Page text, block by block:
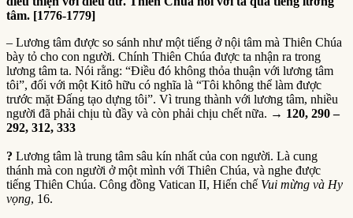
tâm. [1776-1779]
– Lương tâm được so sánh như một tiếng ở nội tâm mà Thiên Chúa
bày tỏ cho con người. Chính Thiên Chúa được ta nhận ra trong
lương tâm ta. Nói rằng: “Điều đó không thỏa thuận với lương tâm
tôi”, đối với một Kitô hữu có nghĩa là “Tôi không thể làm được
trước mặt Đấng tạo dựng tôi”. Vì trung thành với lương tâm, nhiều
người đã phải chịu tù đầy và còn phải chịu chết nữa. → 120, 290 –
292, 312, 333
? Lương tâm là trung tâm sâu kín nhất của con người. Là cung
thánh mà con người ở một mình với Thiên Chúa, và nghe được
tiếng Thiên Chúa. Công đồng Vatican II, Hiến chế Vui mừng và Hy
vọng, 16.